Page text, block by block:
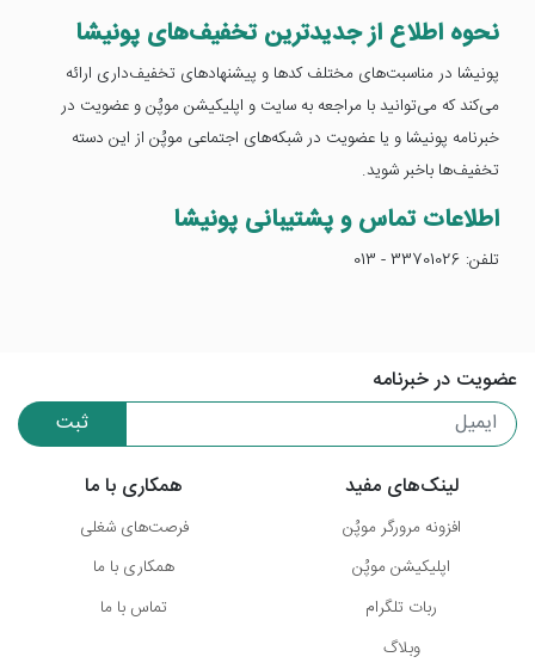
نحوه اطلاع از جدیدترین تخفیف‌های پونیشا
پونیشا در مناسبت‌های مختلف کدها و پیشنهادهای تخفیف‌داری ارائه
می‌کند که می‌توانید با مراجعه به سایت و اپلیکیشن موپُن و عضویت در
خبرنامه پونیشا و یا عضویت در شبکه‌های اجتماعی موپُن از این دسته
تخفیف‌ها باخبر شوید.
اطلاعات تماس و پشتیبانی پونیشا
تلفن: 33701026 - 013
عضویت در خبرنامه
ثبت
لینک‌های مفید
افزونه مرورگر موپُن
اپلیکیشن موپُن
ربات تلگرام
وبلاگ
همکاری با ما
فرصت‌های شغلی
همکاری با ما
تماس با ما